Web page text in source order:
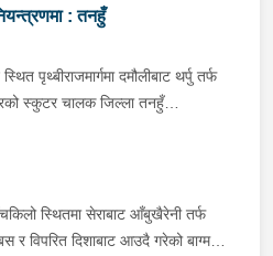
: तनहुँ
पृथ्बीराजमार्गमा दमौलीबाट थर्पु तर्फ
स्कुटर चालक जिल्ला तनहुँ
रोकी सर्भिस लेनमा बसीरहेको
टोलिले शंकास्पद लागि चेकजाँच गर्ने
र स्कुटरको डिक्की भित्रबाट गरी
एम्पुल, डाइजेपाम ११ एम्पुल, नुर्फिन ११
स्थितमा सेराबाट आँबुखैरेनी तर्फ
विपरित दिशाबाट आउदै गरेको बाग्मती